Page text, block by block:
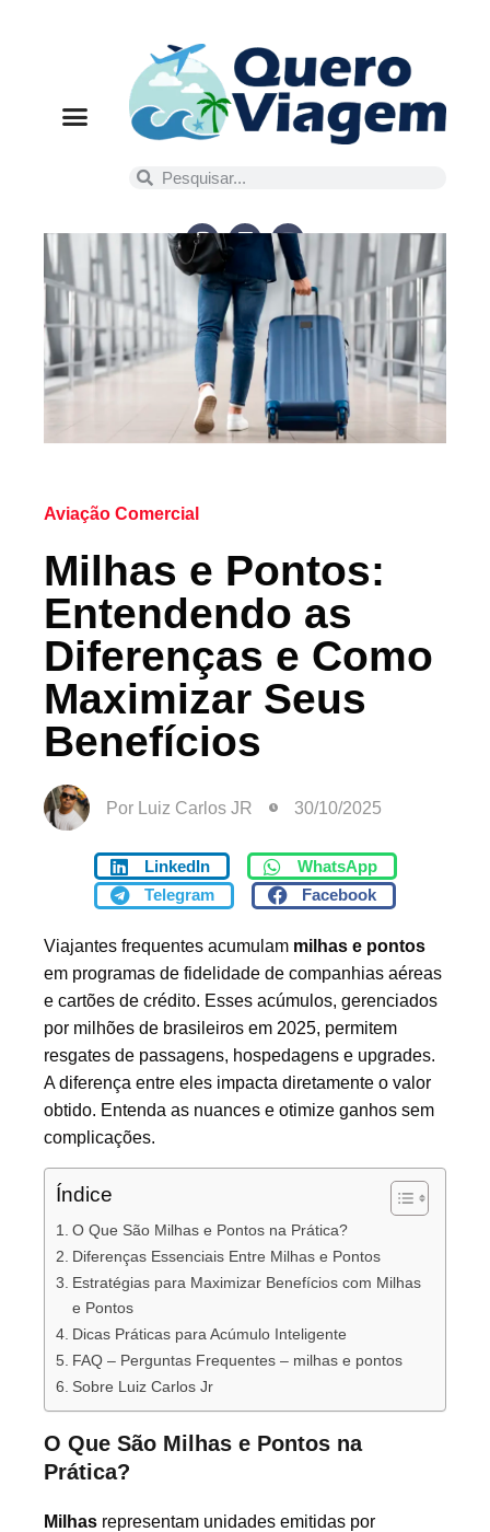
Aviação Comercial
Milhas e Pontos:
Entendendo as
Diferenças e Como
Maximizar Seus
Benefícios
Por Luiz Carlos JR 30/10/2025
LinkedIn
WhatsApp
Telegram
Facebook
Viajantes frequentes acumulam milhas e pontos
em programas de fidelidade de companhias aéreas
e cartões de crédito. Esses acúmulos, gerenciados
por milhões de brasileiros em 2025, permitem
resgates de passagens, hospedagens e upgrades.
A diferença entre eles impacta diretamente o valor
obtido. Entenda as nuances e otimize ganhos sem
complicações.
Índice
O Que São Milhas e Pontos na Prática?
Diferenças Essenciais Entre Milhas e Pontos
Estratégias para Maximizar Benefícios com Milhas
e Pontos
Dicas Práticas para Acúmulo Inteligente
FAQ – Perguntas Frequentes – milhas e pontos
Sobre Luiz Carlos Jr
O Que São Milhas e Pontos na
Prática?
Milhas representam unidades emitidas por